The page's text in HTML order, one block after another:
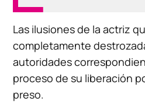
Las ilusiones de la actriz
completamente
autoridades
proceso de su liberación
preso.